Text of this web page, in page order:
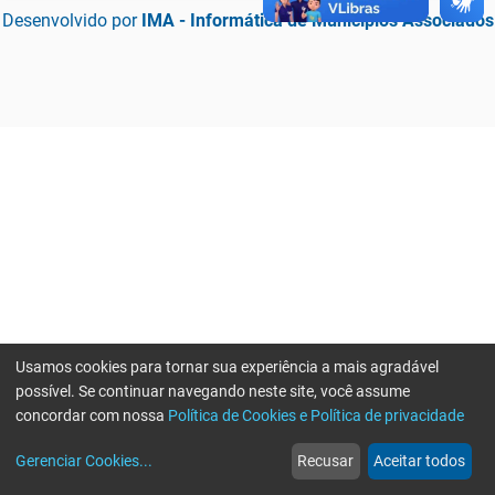
Desenvolvido por IMA - Informática de Municípios Associados
web
Notícias
more_horiz
Mais
Usamos cookies para tornar sua experiência a mais agradável
possível. Se continuar navegando neste site, você assume
concordar com nossa Política de Cookies e Política de privacidade
Gerenciar Cookies... Recusar Aceitar todos
Erro ao enviar informações, por favor tente novamente